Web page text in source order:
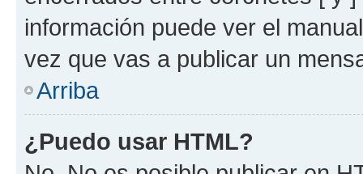
información puede ver el
vez que vas a publicar un
Arriba
¿Puedo usar HTML?